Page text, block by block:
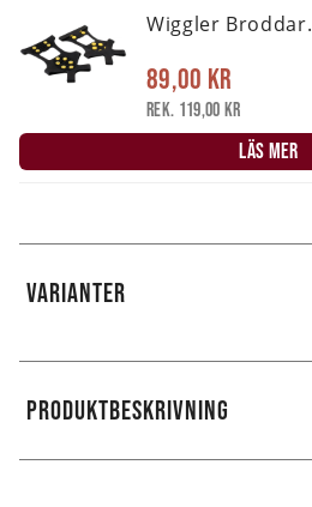
Wiggler Broddar.
89,00 kr
Rek. 119,00 kr
LÄS MER
VARIANTER
PRODUKTBESKRIVNING